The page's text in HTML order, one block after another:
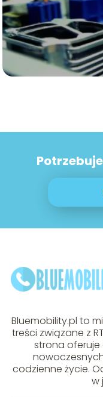
Bluemobility.pl to
treści związane z
strona oferuje
codzienne życie.
w